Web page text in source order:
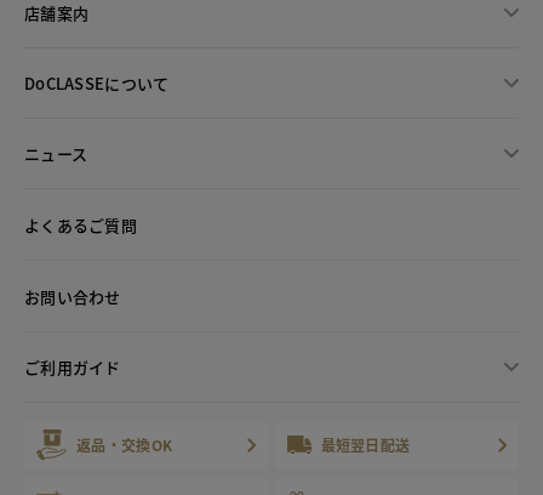
店舗案内
DoCLASSEについて
ニュース
よくあるご質問
お問い合わせ
ご利用ガイド
返品・交換OK 最短翌日配送